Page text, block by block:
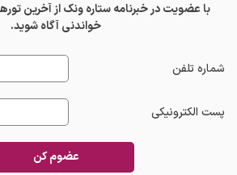
با عضویت در خبرنامه ستاره ونک از آخرین
خواندنی آگاه شوید.
شماره تلفن
پست الکترونیکی
عضوم کن